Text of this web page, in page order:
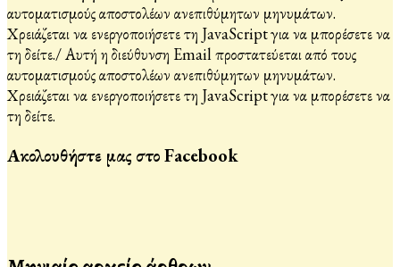
αυτοματισμούς αποστολέων ανεπιθύμητων μηνυμάτων.
Χρειάζεται να ενεργοποιήσετε τη JavaScript για να μπορέσετε να
τη δείτε./Αυτή η διεύθυνση Email προστατεύεται από τους
αυτοματισμούς αποστολέων ανεπιθύμητων μηνυμάτων.
Χρειάζεται να ενεργοποιήσετε τη JavaScript για να μπορέσετε να
τη δείτε.
Ακολουθήστε μας στο Facebook